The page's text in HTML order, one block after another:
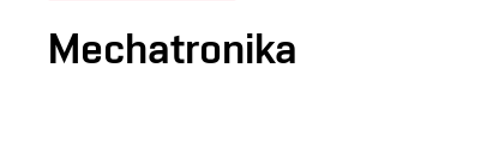
Mechatronika